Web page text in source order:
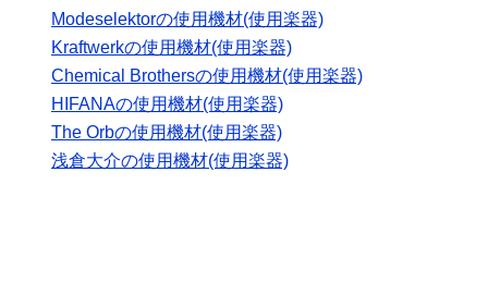
Modeselektorの使用機材(使用楽器)
Kraftwerkの使用機材(使用楽器)
Chemical Brothersの使用機材(使用楽器)
HIFANAの使用機材(使用楽器)
The Orbの使用機材(使用楽器)
浅倉大介の使用機材(使用楽器)